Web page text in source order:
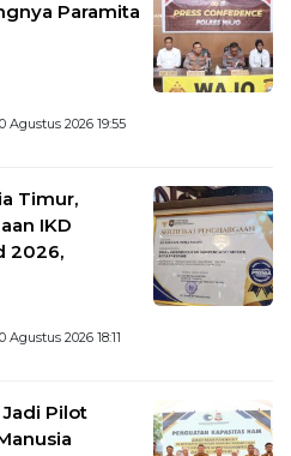
Paramita
Agustus 2026 19:55
Timur,
IKD
2026,
Agustus 2026 18:11
Jadi Pilot